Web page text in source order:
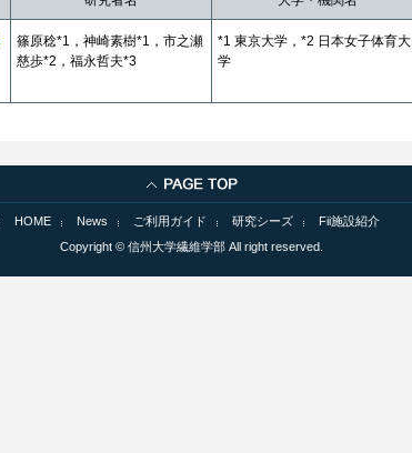
篠原稔*1，神崎素樹*1，市之瀬
慈歩*2，福永哲夫*3
*1 東京大学，*2 日本女子体育大
学
HOME News ご利用ガイド 研究シーズ
Fii施設紹介
Copyright © 信州大学繊維学部 All right reserved.